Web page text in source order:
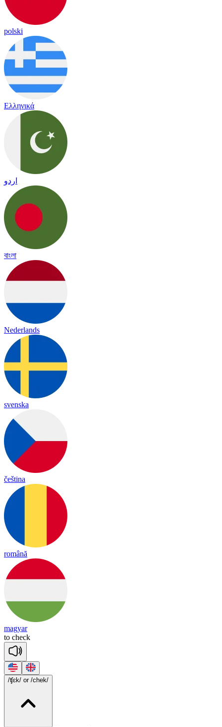
polski
Ελληνικά
اردو
বাংলা
Nederlands
svenska
čeština
română
magyar
to check
/ʧɛk/ or /chek/